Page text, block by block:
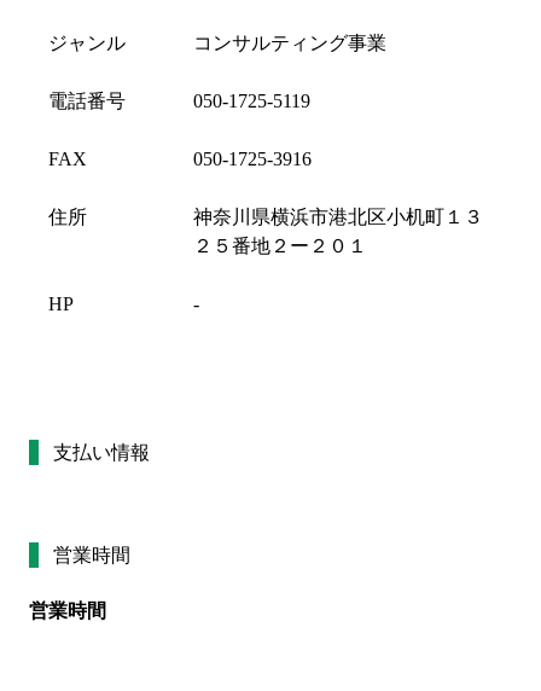
ジャンル コンサルティング事業
電話番号 050-1725-5119
FAX 050-1725-3916
住所
神奈川県横浜市港北区小机町１３
２５番地２ー２０１
HP -
支払い情報
営業時間
営業時間